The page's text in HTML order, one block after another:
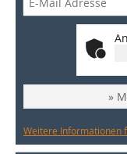
»
Weitere Informationen